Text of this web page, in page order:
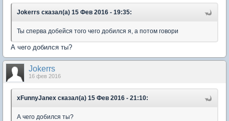
Jokerrs сказал(а) 15 Фев 2016 - 19:35:
Ты сперва добейся того чего добился я, а потом говори
А чего добился ты?
Jokerrs
16 фев 2016
xFunnyJanex сказал(а) 15 Фев 2016 - 21:10:
А чего добился ты?